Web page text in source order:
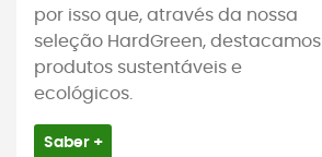
por isso que, através da nossa
seleção HardGreen, destacamos
produtos sustentáveis e
ecológicos.
Saber +